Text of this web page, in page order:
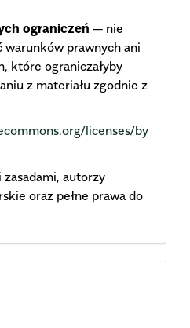
ograniczeń — nie
warunków prawnych ani
które ograniczałyby
z materiału zgodnie z
licenses/by
autorzy
oraz pełne prawa do